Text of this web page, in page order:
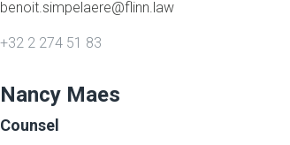
benoit.simpelaere@flinn.law
+32 2 274 51 83
Nancy Maes
Counsel